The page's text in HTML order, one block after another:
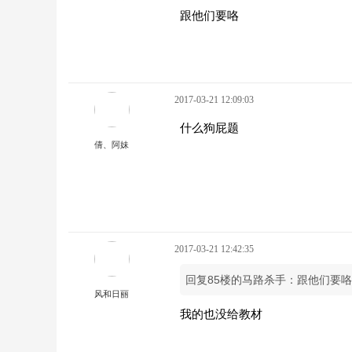
跟他们要咯
倩、阿妹
2017-03-21 12:09:03
什么狗屁题
风和日丽
2017-03-21 12:42:35
回复85楼的马路杀手：跟他们要咯
我的也没给教材